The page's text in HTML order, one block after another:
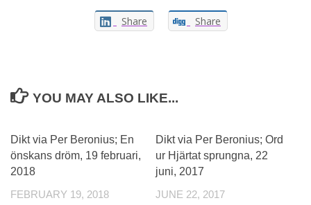
Share Share
YOU MAY ALSO LIKE...
Dikt via Per Beronius; En
önskans dröm, 19 februari,
2018
FEBRUARY 19, 2018
Dikt via Per Beronius; Ord
ur Hjärtat sprungna, 22
juni, 2017
JUNE 22, 2017